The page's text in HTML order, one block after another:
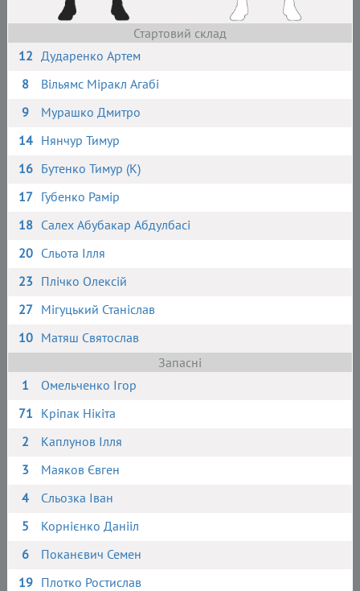
Стартовий склад
12 Дударенко Артем
8
Вільямс Міракл Агабі
9
Мурашко Дмитро
14 Нянчур Тимур
16 Бутенко Тимур (К)
17 Губенко Рамір
18 Салех Абубакар Абдулбасі
20 Сльота Ілля
23 Плічко Олексій
27 Мігуцький Станіслав
10 Матяш Святослав
Запасні
1
Омельченко Ігор
71 Кріпак Нікіта
2
Каплунов Ілля
3
Маяков Євген
4
Сльозка Іван
5
Корнієнко Данііл
6
Поканєвич Семен
19 Плотко Ростислав